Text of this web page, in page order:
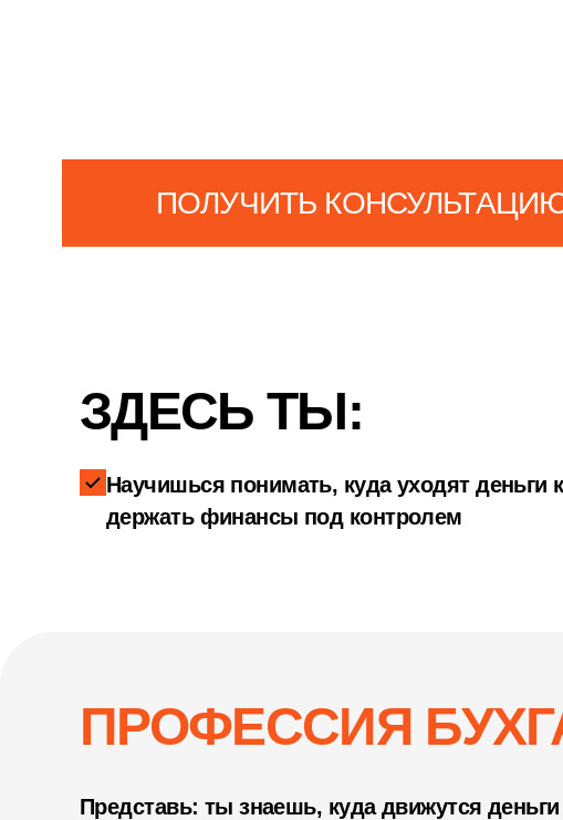
ЗДЕСЬ ТЫ:
Научишься понимать, куда уходят деньги
держать финансы под контролем
ПРОФЕССИЯ
Представь: ты знаешь, куда движутся